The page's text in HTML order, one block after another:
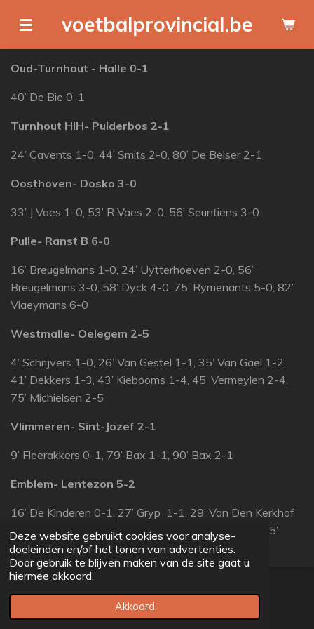
Deze website gebruikt cookies voor analyse-
doeleinden en/of het tonen van advertenties.
Door gebruik te blijven maken van de site gaat u
hiermee akkoord.
Akkoord
direct
naar
de
voetbalprovincial.be
Oud-Turnhout - Halle 0-1
40’ De Bie 0-1
Turnhout HIH- Pulderbos 2-1
24’ Cavents 1-0, 44’ Smits 2-0, 80’ De Belser 2-1
Oosthoven- Dosko 3-0
33’ J Vaes 1-0, 53’ R Vaes 2-0, 56’ Seuntiens 3-0
Pulle- Ranst B 6-0
16’ Breugelmans 1-0, 24’ Uytterhoeven 2-0, 56’
Breugelmans 3-0, 58’ Dyck 4-0, 75’ Rymenants 5-0, 82’
Vlaeymans 6-0
Westmalle- Oelegem 2-5
4’ Schrijvers 1-0, 26’ Van Gestel 1-1, 35’ Van Gael 1-2,
41’ Dekkers 1-3, 43’ Kiebooms 1-4, 45’ Vermeylen 2-4,
75’ Michielsen 2-5
Vlimmeren- Sint-Jozef 2-1
9’ Fleerakkers 0-1, 79’ Bax 1-1, 90’ Bax 2-1
Emblem- Lentezon 5-2
16’ De Kinderen 0-1, 27’ Gryp 1-1, 29’ Van Den Kerkhof
1-2, 40’ Gryp 2-2, 52’ Akachaoui Changhoufi 3-2, 55’
Akachaoui Changhoufi 4-2, 90’ Van Rooy 5-2